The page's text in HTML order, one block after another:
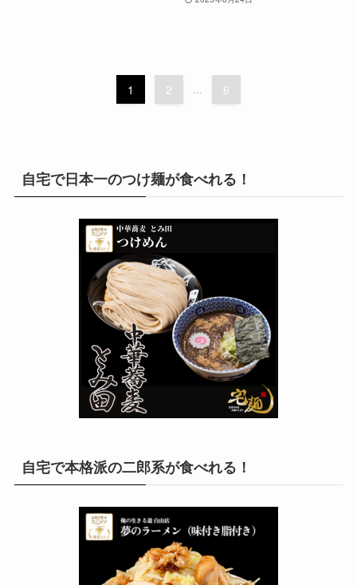
1 2 ... 6
自宅で日本一のつけ麺が食べれる！
自宅で本格派の二郎系が食べれる！